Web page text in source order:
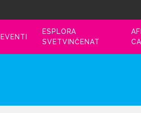
EVENTI
ESPLORA
SVETVINČENAT